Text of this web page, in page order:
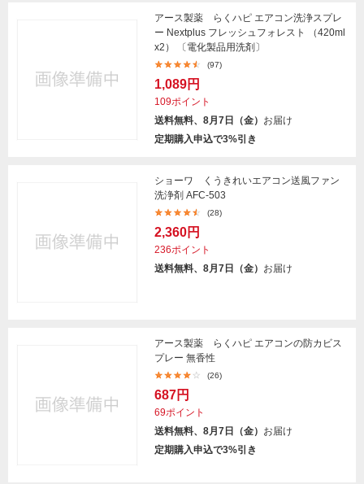
アース製薬 らくハピ エアコン洗浄スプレ
ー Nextplus フレッシュフォレスト （420ml
x2） 〔電化製品用洗剤〕
(97)
1,089円
109ポイント
送料無料、8月7日（金） お届け
定期購入申込で3%引き
ショーワ くうきれいエアコン送風ファン
洗浄剤 AFC-503
(28)
2,360円
236ポイント
送料無料、8月7日（金） お届け
アース製薬 らくハピ エアコンの防カビス
プレー 無香性
(26)
687円
69ポイント
送料無料、8月7日（金） お届け
定期購入申込で3%引き